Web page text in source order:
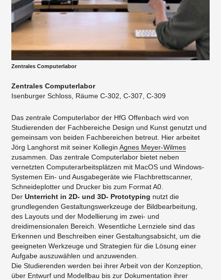
Zentrales Computerlabor
Zentrales Computerlabor
Isenburger Schloss, Räume C-302, C-307, C-309
Das zentrale Computerlabor der HfG Offenbach wird von
Studierenden der Fachbereiche Design und Kunst genutzt und
gemeinsam von beiden Fachbereichen betreut. Hier arbeitet
Jörg Langhorst mit seiner Kollegin Agnes Meyer-Wilmes
zusammen. Das zentrale Computerlabor bietet neben
vernetzten Computerarbeitsplätzen mit MacOS und Windows-
Systemen Ein- und Ausgabegeräte wie Flachbrettscanner,
Schneideplotter und Drucker bis zum Format A0.
Der Unterricht in 2D- und 3D- Prototyping nutzt die
grundlegenden Gestaltungswerkzeuge der Bildbearbeitung,
des Layouts und der Modellierung im zwei- und
dreidimensionalen Bereich. Wesentliche Lernziele sind das
Erkennen und Beschreiben einer Gestaltungsabsicht, um die
geeigneten Werkzeuge und Strategien für die Lösung einer
Aufgabe auszuwählen und anzuwenden.
Die Studierenden werden bei ihrer Arbeit von der Konzeption,
über Entwurf und Modellbau bis zur Dokumentation ihrer